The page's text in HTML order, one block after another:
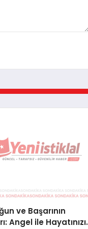
ve Başarının
Angel ile Hayatınızı